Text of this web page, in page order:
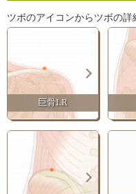
ツボのアイコンからツボの詳
巨骨LR